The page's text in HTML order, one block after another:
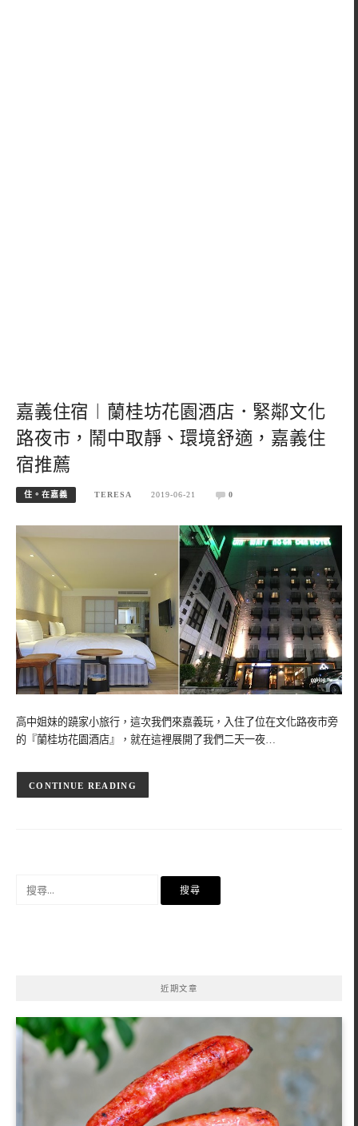
嘉義住宿︱蘭桂坊花園酒店．緊鄰文化
路夜市，鬧中取靜、環境舒適，嘉義住
宿推薦
住。在嘉義 TERESA 2019-06-21 0
高中姐妹的蹺家小旅行，這次我們來嘉義玩，入住了位在文化路夜市旁
的『蘭桂坊花園酒店』，就在這裡展開了我們二天一夜…
CONTINUE READING
近期文章